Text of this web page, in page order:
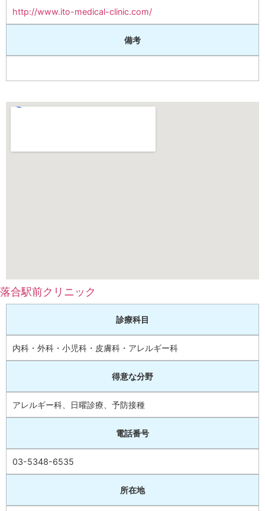
http://www.ito-medical-clinic.com/
備考
落合駅前クリニック
診療科目
内科・外科・小児科・皮膚科・アレルギー科
得意な分野
アレルギー科、日曜診療、予防接種
電話番号
03-5348-6535
所在地